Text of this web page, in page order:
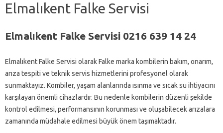
Elmalıkent Falke Servisi
Elmalıkent Falke Servisi 0216 639 14 24
Elmalıkent Falke Servisi olarak Falke marka kombilerin bakım, onarım,
arıza tespiti ve teknik servis hizmetlerini profesyonel olarak
sunmaktayız. Kombiler, yaşam alanlarında ısınma ve sıcak su ihtiyacını
karşılayan önemli cihazlardır. Bu nedenle kombilerin düzenli şekilde
kontrol edilmesi, performansının korunması ve oluşabilecek arızalara
zamanında müdahale edilmesi büyük önem taşımaktadır.